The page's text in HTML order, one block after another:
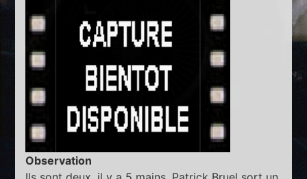
Observation